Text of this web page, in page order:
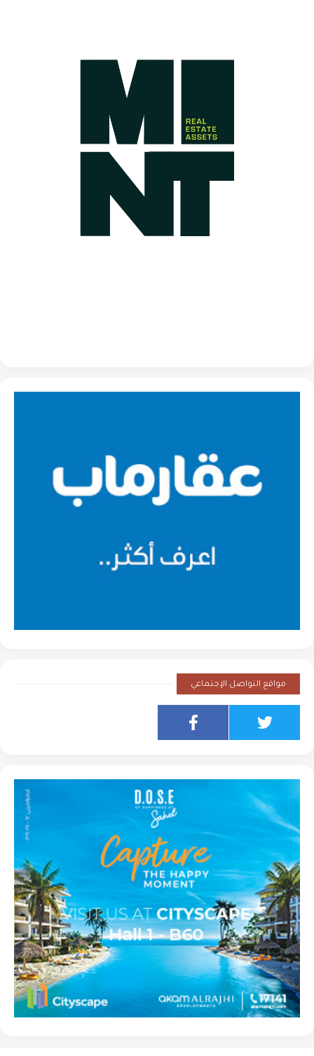
مواقع التواصل الإجتماعي